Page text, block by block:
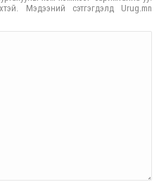
Мэдээний сэтгэгдэлд Urug.mn